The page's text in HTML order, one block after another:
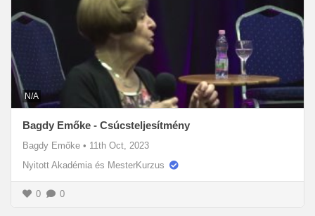
N/A
Bagdy Emőke - Csúcsteljesítmény
Bagdy Emőke • 11th Oct, 2023
Nyitott Akadémia és MesterKurzus
0 0